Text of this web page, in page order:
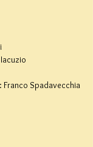
: Franco Spadavecchia